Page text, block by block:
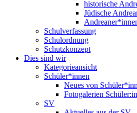
historische
Jüdische
Schulverfassung
Schulordnung
Schutzkonzept
Dies sind wir
Kategorieansicht
Schüler*innen
Neues von
Fotogalerien
SV